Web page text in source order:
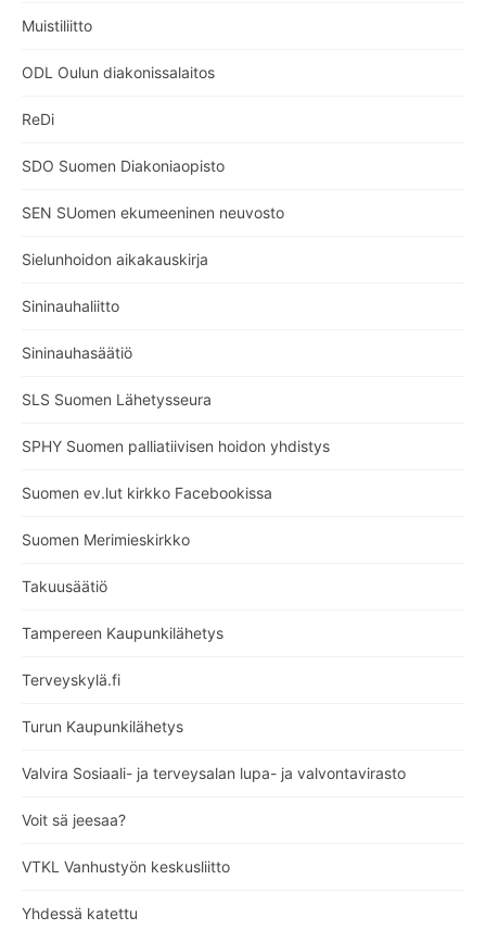
Muistiliitto
ODL Oulun diakonissalaitos
ReDi
SDO Suomen Diakoniaopisto
SEN SUomen ekumeeninen neuvosto
Sielunhoidon aikakauskirja
Sininauhaliitto
Sininauhasäätiö
SLS Suomen Lähetysseura
SPHY Suomen palliatiivisen hoidon yhdistys
Suomen ev.lut kirkko Facebookissa
Suomen Merimieskirkko
Takuusäätiö
Tampereen Kaupunkilähetys
Terveyskylä.fi
Turun Kaupunkilähetys
Valvira Sosiaali- ja terveysalan lupa- ja valvontavirasto
Voit sä jeesaa?
VTKL Vanhustyön keskusliitto
Yhdessä katettu